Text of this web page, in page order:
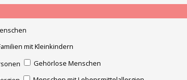
mit Kleinkindern
Gehörlose Menschen